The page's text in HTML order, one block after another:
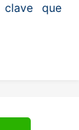
clave que